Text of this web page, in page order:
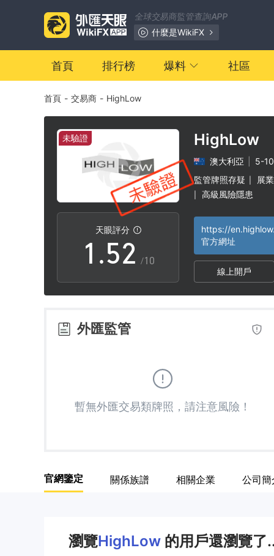
全球交易商監管查詢APP
什麼是WikiFX
首頁 排行榜 爆料 社區
首頁 - 交易商 - HighLow
未驗證
天眼評分
0
1
2
3
5
7
8
9
.
0
1
2
3
4
5
6
7
9
0
1
2
3
4
6
8
/10
HighLow
澳大利亞
5-
監管牌照存疑
展
高級風險隱患
https://
官方網址
線上開戶
外匯監管
暫無外匯交易類牌照，請注意風險！
官網鑒定 關係族譜 相關企業 公司簡
瀏覽HighLow 的用戶還瀏覽了